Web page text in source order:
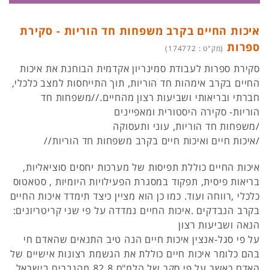
איכות החיים בקרב משפחות חד הוריות - סקירת
ספרות (מק"ט : 174772)
סקירת ספרות לעבודת סמינריון אקדמית הבוחנת את איכות
החיים בקרב אימהות חד הוריות, תוך התייחסות למצב כלכלי,
חברתי ובריאותי ושביעות רצון מהחיים.//משפחות חד
הוריות- סקירה היסטורית ומאפיינים
/משפחות חד הוריות, עוני ותעסוקה
/איכות חיים ואיכות חיים בקרב משפחות חד הוריות//
איכות החיים כוללת תפיסות של מערכות יחסים סוציאליות,
בריאות פיסית, תפקוד במסגרת הפעילויות היומיות , סטאטוס
כלכלי ,רווחה ועוד. כמו כן הוא מציין כיצד תימדד איכות החיים
בקרב הנבדקים .איכות החיים נמדדה על פי שני קריטריונים:
הנאה ושביעות רצון
על פי סגל-אנצין איכות חיים הנה טיב התנאים שהאדם חי
בהם כלומר איכות חיים כוללת את הגשמת רצונות אישיים של